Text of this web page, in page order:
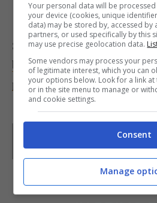
Se invece vuoi provarela
besciamella, ecco qui gli
procedimento.
Giornalista poliedrica scrivo
appassionata del vivere
divido il tempo libero tra
Your personal data will be
your device (cookies, unique
data) may be stored by, accessed by
partners, or used specifically by this
may use precise geolocation data.
Some vendors may process your
of legitimate interest, which you can
your options below. Look for a link
or in the site menu to manage or
and cookie settings.
Consent
Manage